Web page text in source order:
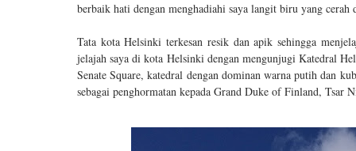
berbaik hati dengan menghadiahi saya langit biru yang
Tata kota Helsinki terkesan resik dan apik sehingga
jelajah saya di kota Helsinki dengan mengunjugi Katedral
Senate Square, katedral dengan dominan warna putih dan
sebagai penghormatan kepada Grand Duke of Finland, Tsar